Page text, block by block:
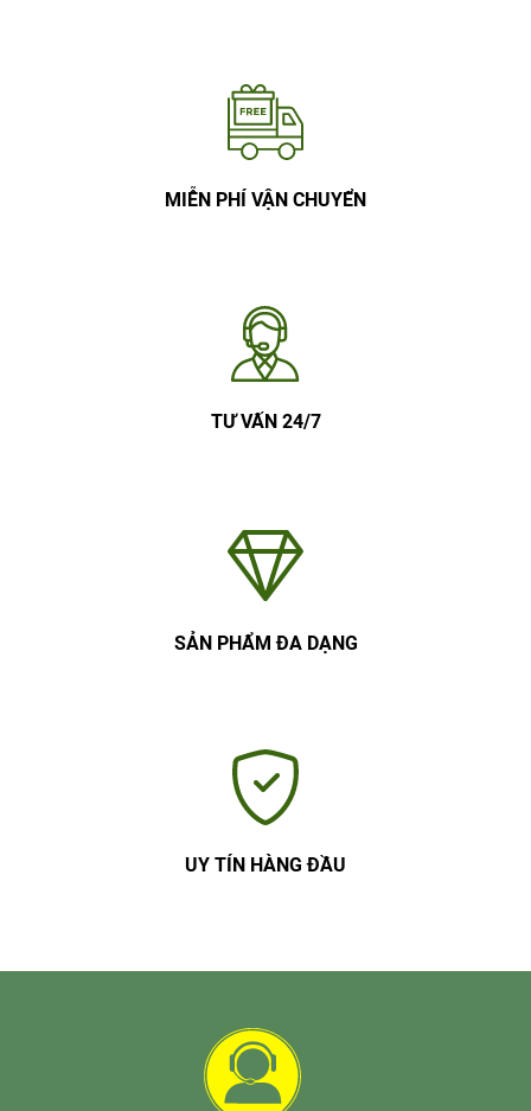
MIỄN PHÍ VẬN CHUYỂN
TƯ VẤN 24/7
SẢN PHẨM ĐA DẠNG
UY TÍN HÀNG ĐẦU